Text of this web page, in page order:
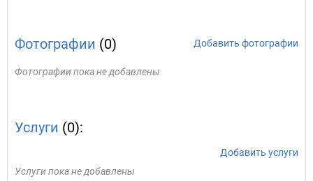
Фотографии (0) Добавить фотографии
Фотографии пока не добавлены
Услуги (0):
Добавить услуги
Услуги пока не добавлены